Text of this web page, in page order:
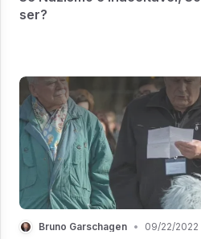
ser?
Bruno Garschagen • 09/22/2022